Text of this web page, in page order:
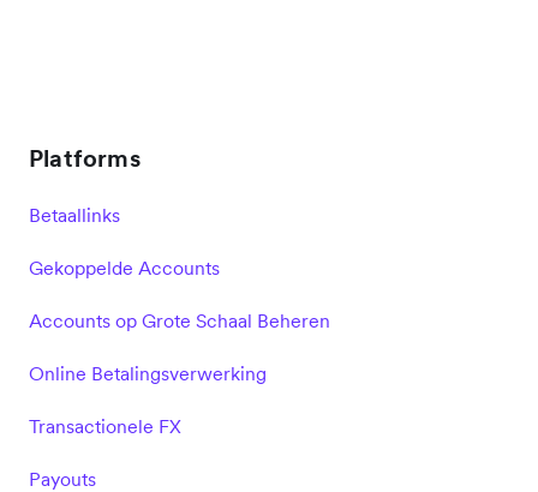
Platforms
Betaallinks
Gekoppelde Accounts
Accounts op Grote Schaal Beheren
Online Betalingsverwerking
Transactionele FX
Payouts